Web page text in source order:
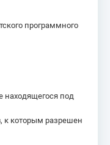
программного
находящегося под
к которым разрешен